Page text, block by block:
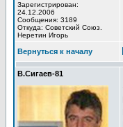
Зарегистрирован:
24.12.2006
Сообщения: 3189
Откуда: Советский Союз.
Неретин Игорь
Вернуться к началу
В.Сигаев-81